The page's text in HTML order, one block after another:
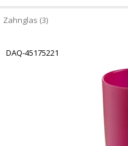
Zahnglas (3)
DAQ-45175221